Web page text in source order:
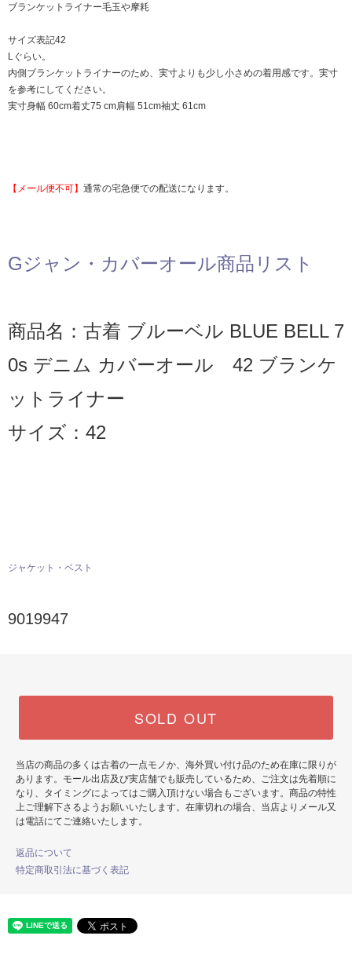
ブランケットライナー毛玉や摩耗
サイズ表記42
Lぐらい。
内側ブランケットライナーのため、実寸よりも少し小さめの着用感です。実寸
を参考にしてください。
実寸身幅 60cm着丈75 cm肩幅 51cm袖丈 61cm
【メール便不可】 通常の宅急便での配送になります。
Gジャン・カバーオール商品リスト
商品名：古着 ブルーベル BLUE BELL 7
0s デニム カバーオール 42 ブランケ
ットライナー
サイズ：42
ジャケット・ベスト
9019947
SOLD OUT
当店の商品の多くは古着の一点モノか、海外買い付け品のため在庫に限りが
あります。モール出店及び実店舗でも販売しているため、ご注文は先着順に
なり、タイミングによってはご購入頂けない場合もございます。商品の特性
上ご理解下さるようお願いいたします。在庫切れの場合、当店よりメール又
は電話にてご連絡いたします。
返品について
特定商取引法に基づく表記